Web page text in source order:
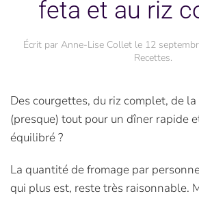
feta et au riz
Écrit par Anne-Lise Collet le 12
Recettes.
Des courgettes, du riz complet, de la
(presque) tout pour un dîner rapide
équilibré ?
La quantité de fromage par
qui plus est, reste très raisonnable.